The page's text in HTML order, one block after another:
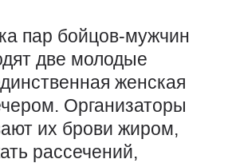
пар бойцов-мужчин
две молодые
женская
Организаторы
их брови жиром,
рассечений,